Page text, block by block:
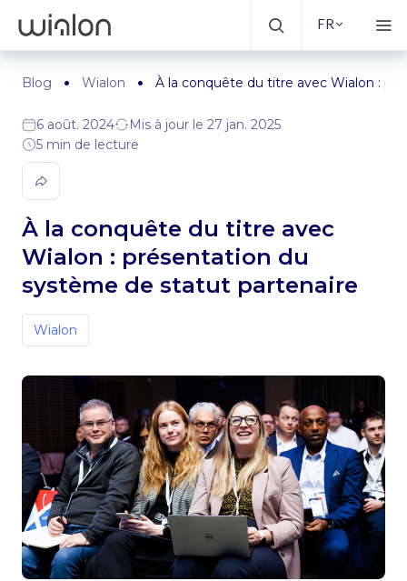
FR
Blog Wialon À la conquête du titre avec Wialon :
6 août. 2024
Mis à jour le 27 jan. 2025
5 min de lecture
À la conquête du titre avec
Wialon : présentation du
système de statut partenaire
Wialon